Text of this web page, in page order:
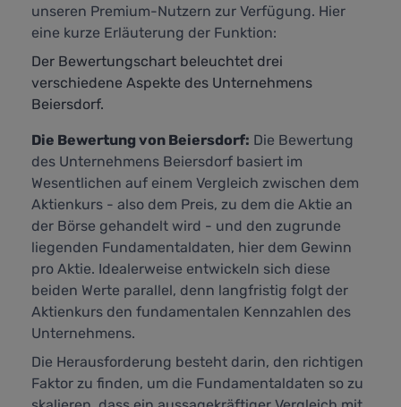
unseren Premium-Nutzern zur Verfügung. Hier
eine kurze Erläuterung der Funktion:
Der Bewertungschart beleuchtet drei
verschiedene Aspekte des Unternehmens
Beiersdorf.
Die Bewertung von Beiersdorf: Die Bewertung
des Unternehmens Beiersdorf basiert im
Wesentlichen auf einem Vergleich zwischen dem
Aktienkurs - also dem Preis, zu dem die Aktie an
der Börse gehandelt wird - und den zugrunde
liegenden Fundamentaldaten, hier dem Gewinn
pro Aktie. Idealerweise entwickeln sich diese
beiden Werte parallel, denn langfristig folgt der
Aktienkurs den fundamentalen Kennzahlen des
Unternehmens.
Die Herausforderung besteht darin, den richtigen
Faktor zu finden, um die Fundamentaldaten so zu